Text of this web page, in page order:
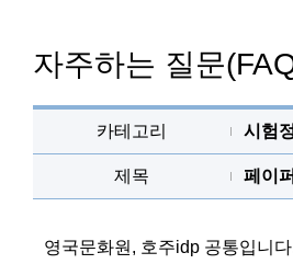
자주하는 질문
카테고리 시험
제목 페이
영국문화원, 호주idp 공통입니